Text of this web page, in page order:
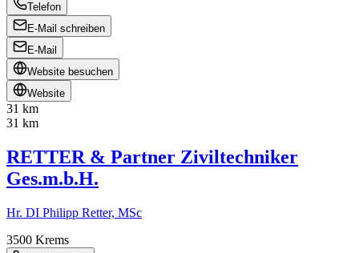
Telefon
E-Mail schreiben
E-Mail
Website besuchen
Website
31 km
31 km
RETTER & Partner Ziviltechniker
Ges.m.b.H.
Hr. DI Philipp Retter, MSc
3500 Krems